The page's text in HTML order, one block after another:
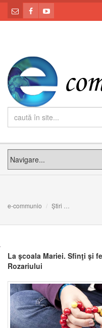
e-communio Știri
La şcoala Mariei. Sfinţi şi
Rozariului